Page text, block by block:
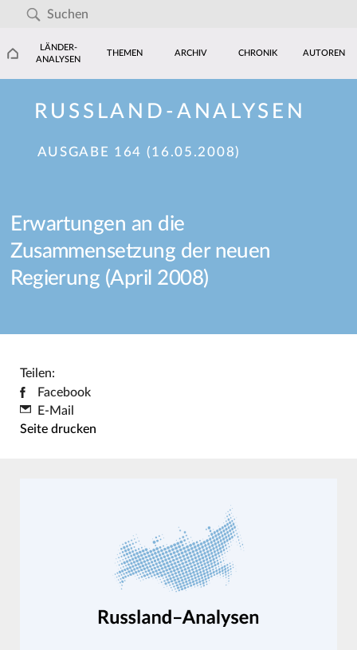
LÄNDER-
ANALYSEN
THEMEN ARCHIV CHRONIK AUTOREN
RUSSLAND-ANALYSEN
AUSGABE 164 (16.05.2008)
Erwartungen an die
Zusammensetzung der neuen
Regierung (April 2008)
Teilen:
Facebook
E-Mail
Seite drucken